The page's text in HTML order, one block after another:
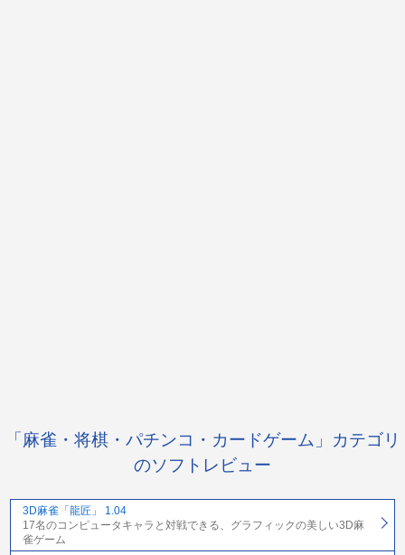
「麻雀・将棋・パチンコ・カードゲーム」カテゴリ
のソフトレビュー
3D麻雀「龍匠」 1.04
17名のコンピュータキャラと対戦できる、グラフィックの美しい3D麻
雀ゲーム